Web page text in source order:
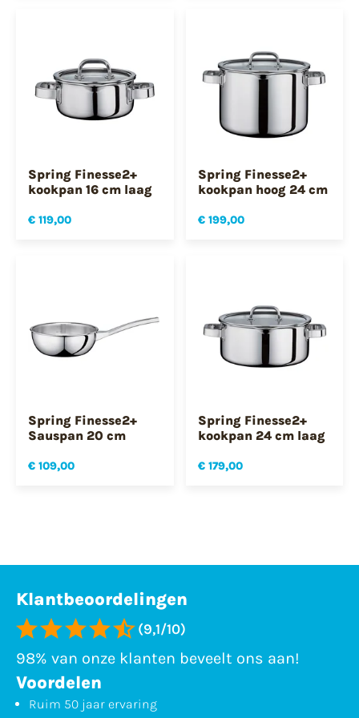
Spring Finesse2+
kookpan 16 cm laag
€ 119,00
Spring Finesse2+
kookpan hoog 24 cm
€ 199,00
Spring Finesse2+
Sauspan 20 cm
€ 109,00
Spring Finesse2+
kookpan 24 cm laag
€ 179,00
Klantbeoordelingen
(9,1/10)
98% van onze klanten beveelt ons aan!
Voordelen
Ruim 50 jaar ervaring